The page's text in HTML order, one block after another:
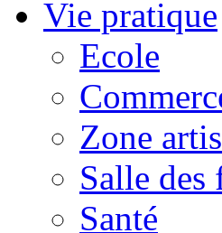
Vie pratique
Ecole
Zone
Salle des
Santé